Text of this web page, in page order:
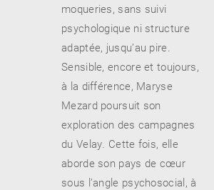
moqueries, sans suivi
psychologique ni structure
adaptée, jusqu’au pire.
Sensible, encore et toujours,
à la différence, Maryse
Mezard poursuit son
exploration des campagnes
du Velay. Cette fois, elle
aborde son pays de cœur
sous l’angle psychosocial, à